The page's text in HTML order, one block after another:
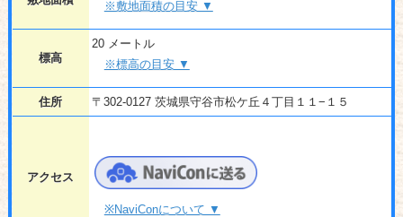
※敷地面積の目安 ▼
標高
20 メートル
※標高の目安 ▼
住所 〒302-0127 茨城県守谷市松ケ丘４丁目１１−１５
アクセス
※NaviConについて ▼